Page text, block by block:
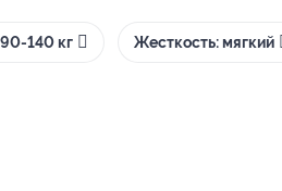
140 кг Жесткость: мягкий